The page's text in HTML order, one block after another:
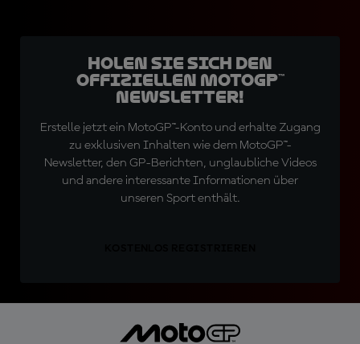
Holen Sie sich den
offiziellen MotoGP™
Newsletter!
Erstelle jetzt ein MotoGP™-Konto und erhalte Zugang
zu exklusiven Inhalten wie dem MotoGP™-
Newsletter, den GP-Berichten, unglaubliche Videos
und andere interessante Informationen über
unseren Sport enthält.